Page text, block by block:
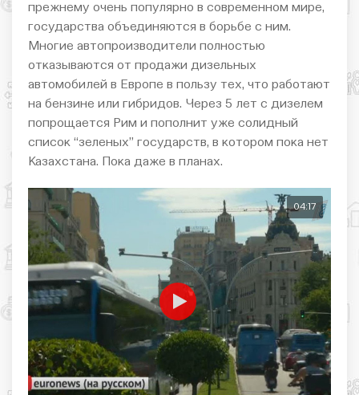
прежнему очень популярно в современном мире,
государства объединяются в борьбе с ним.
Многие автопроизводители полностью
отказываются от продажи дизельных
автомобилей в Европе в пользу тех, что работают
на бензине или гибридов. Через 5 лет с дизелем
попрощается Рим и пополнит уже солидный
список “зеленых” государств, в котором пока нет
Казахстана. Пока даже в планах.
04:17